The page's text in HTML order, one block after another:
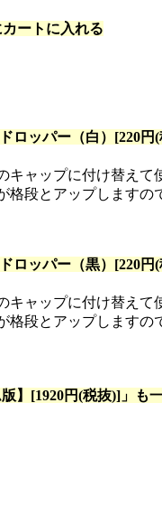
カートに入れる
ロッパー（白）[220円
ャップに付け替えて
段とアップしますの
ロッパー（黒）[220円
ャップに付け替えて
段とアップしますの
】[1920円(税抜)] 」も